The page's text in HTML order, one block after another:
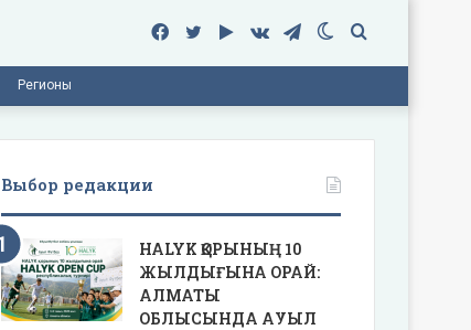
Поиск
Switch
Telegram
vk.com
Google
Twitter
Facebook
Регионы
Выбор редакции
HALYK ҚОРЫНЫҢ 10
ЖЫЛДЫҒЫНА ОРАЙ:
АЛМАТЫ
ОБЛЫСЫНДА АУЫЛ